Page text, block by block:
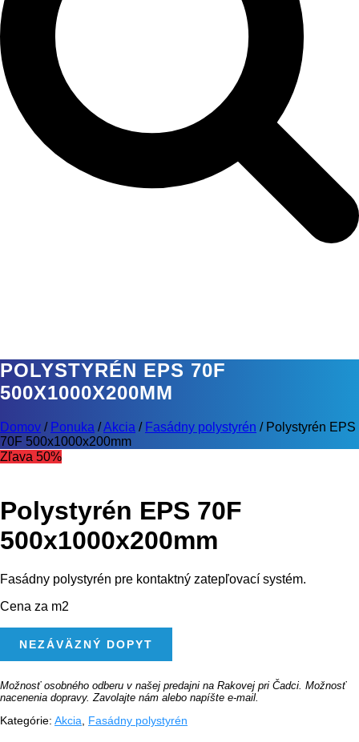
POLYSTYRÉN EPS 70F
500X1000X200MM
Domov / Ponuka /Akcia / Fasádny polystyrén / Polystyrén EPS
70F 500x1000x200mm
Zľava 50%
Polystyrén EPS 70F
500x1000x200mm
Fasádny polystyrén pre kontaktný zatepľovací systém.
Cena za m2
POLYSTYRÉN
500X1000X200MM
NEZÁVÄZNÝ DOPYT
Možnosť osobného odberu v našej predajni na Rakovej pri Čadci. Možnosť
nacenenia dopravy. Zavolajte nám alebo napíšte e-mail.
Kategórie: Akcia Fasádny polystyrén